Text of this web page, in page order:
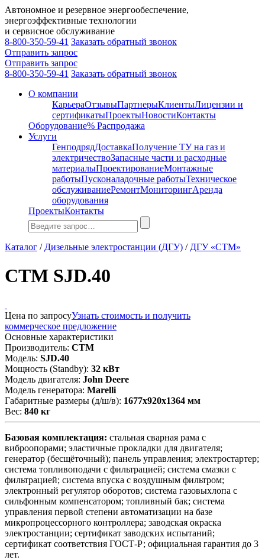
Автономное и резервное энергообеспечение,
энергоэффективные технологии
и сервисное обслуживание
8-800-350-59-41 Заказать обратный звонок
Отправить запрос
Отправить запрос
8-800-350-59-41 Заказать обратный звонок
О компании
КарьераОтзывыПартнерыКлиентыЛицензии и
сертификатыПроектыНовостиКонтакты
Оборудование% Распродажа
Услуги
ГенподрядДоставкаПолучение ТУ на газ и
электричествоЗапасные части и расходные
материалыПроектированиеМонтажные
работыПусконаладочные работыТехническое
обслуживаниеРемонтМониторингАренда
оборудования
ПроектыКонтакты
Каталог / Дизельные электростанции (ДГУ) / ДГУ «CTM»
CTM SJD.40
Цена по запросуУзнать стоимость и получить
коммерческое предложение
Основные характеристики
Производитель: CTM
Модель: SJD.40
Мощность (Standby): 32 кВт
Модель двигателя: John Deere
Модель генератора: Marelli
Габаритные размеры (д/ш/в): 1677x920x1364 мм
Вес: 840 кг
Базовая комплектация: стальная сварная рама с
виброопорами; эластичные прокладки для двигателя;
генератор (бесщёточный); панель управления; электростартер;
система топливоподачи с фильтрацией; система смазки с
фильтрацией; система впуска с воздушным фильтром;
электронный регулятор оборотов; система газовыхлопа с
сильфонным компенсатором; топливный бак; система
управления первой степени автоматизации на базе
микропроцессорного контроллера; заводская окраска
электростанции; сертификат заводских испытаний;
сертификат соответствия ГОСТ-Р; официальная гарантия до 3
лет.